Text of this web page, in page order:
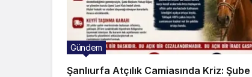
Şanlıurfa Atçılık Camiasında Kriz: Şube
Gündem